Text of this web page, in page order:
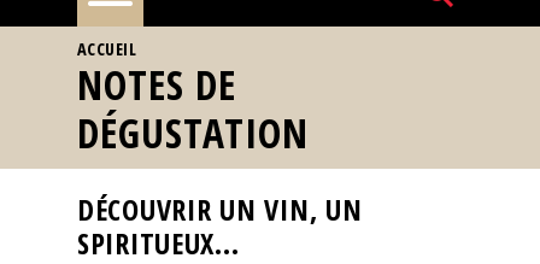
À
la
une
Reportages
Nos
VOUS ÊTES ICI
ACCUEIL
NOTES DE
DÉGUSTATION
DÉCOUVRIR UN VIN, UN
SPIRITUEUX...